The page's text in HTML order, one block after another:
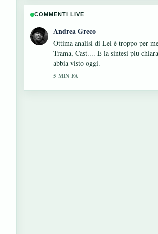
COMMENTI LIVE
Sara Moretti
Seguo da vicino Cast Di Fire Country
apprezzo il tono equilibrato di questa
copertura.
7 MIN FA